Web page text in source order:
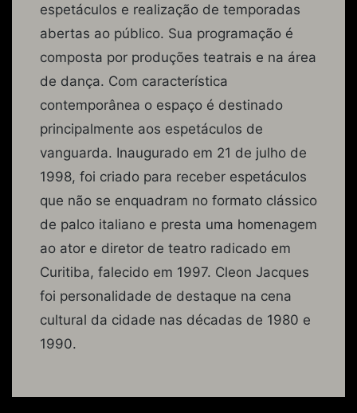
espetáculos e realização de temporadas
abertas ao público. Sua programação é
composta por produções teatrais e na área
de dança. Com característica
contemporânea o espaço é destinado
principalmente aos espetáculos de
vanguarda. Inaugurado em 21 de julho de
1998, foi criado para receber espetáculos
que não se enquadram no formato clássico
de palco italiano e presta uma homenagem
ao ator e diretor de teatro radicado em
Curitiba, falecido em 1997. Cleon Jacques
foi personalidade de destaque na cena
cultural da cidade nas décadas de 1980 e
1990.